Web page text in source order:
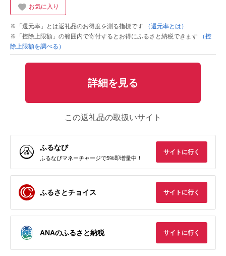
お気に入り
※「還元率」とは返礼品のお得度を測る指標です
（還元率とは）
※「控除上限額」の範囲内で寄付するとお得にふるさと納税できます
（控
除上限額を調べる）
詳細を見る
この返礼品の取扱いサイト
ふるなび
ふるなびマネーチャージで5%即増量中！
サイトに行く
ふるさとチョイス サイトに行く
ANAのふるさと納税 サイトに行く